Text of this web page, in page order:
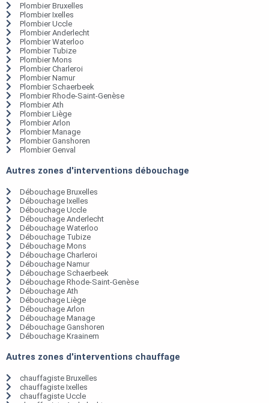
Plombier Bruxelles
Plombier Ixelles
Plombier Uccle
Plombier Anderlecht
Plombier Waterloo
Plombier Tubize
Plombier Mons
Plombier Charleroi
Plombier Namur
Plombier Schaerbeek
Plombier Rhode-Saint-Genèse
Plombier Ath
Plombier Liège
Plombier Arlon
Plombier Manage
Plombier Ganshoren
Plombier Genval
Autres zones d'interventions débouchage
Débouchage Bruxelles
Débouchage Ixelles
Débouchage Uccle
Débouchage Anderlecht
Débouchage Waterloo
Débouchage Tubize
Débouchage Mons
Débouchage Charleroi
Débouchage Namur
Débouchage Schaerbeek
Débouchage Rhode-Saint-Genèse
Débouchage Ath
Débouchage Liège
Débouchage Arlon
Débouchage Manage
Débouchage Ganshoren
Débouchage Kraainem
Autres zones d'interventions chauffage
chauffagiste Bruxelles
chauffagiste Ixelles
chauffagiste Uccle